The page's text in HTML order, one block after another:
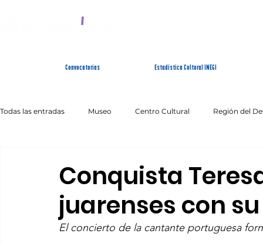
Convocatorias Estadística Cultural INEGI
Todas las entradas Museo Centro Cultural Región del
Conquista
juarenses con
El concierto de la cantante portuguesa